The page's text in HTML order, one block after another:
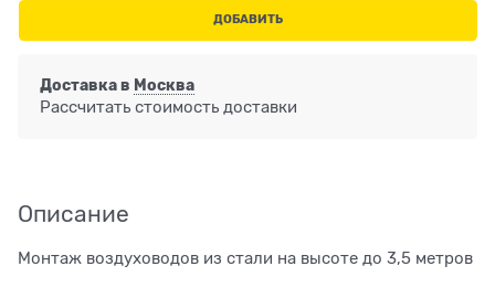
ДОБАВИТЬ
Доставка в Москва
Рассчитать стоимость доставки
Описание
Монтаж воздуховодов из стали на высоте до 3,5 метров